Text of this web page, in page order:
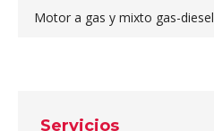
Motor a gas y mixto gas-diesel
Servicios